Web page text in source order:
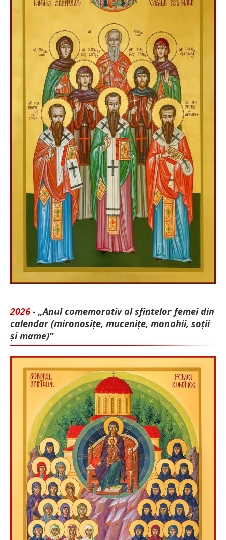
2026 - „Anul comemorativ al sfintelor femei din
calendar (mironosițe, mu­cenițe, monahii, soții
și mame)”